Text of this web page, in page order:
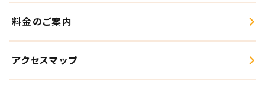
料金のご案内
アクセスマップ